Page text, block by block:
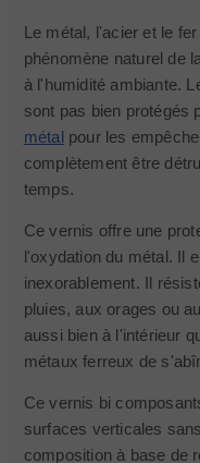
Le métal, l'acier et le
phénomène naturel de
à l'humidité ambiante.
sont pas bien protégés
métal pour les
complètement être
temps.
Ce vernis offre une
l'oxydation du métal. Il
inexorablement. Il
pluies, aux orages ou
aussi bien à l'intérieur
métaux ferreux de
Ce vernis bi
surfaces verticales
composition à base de